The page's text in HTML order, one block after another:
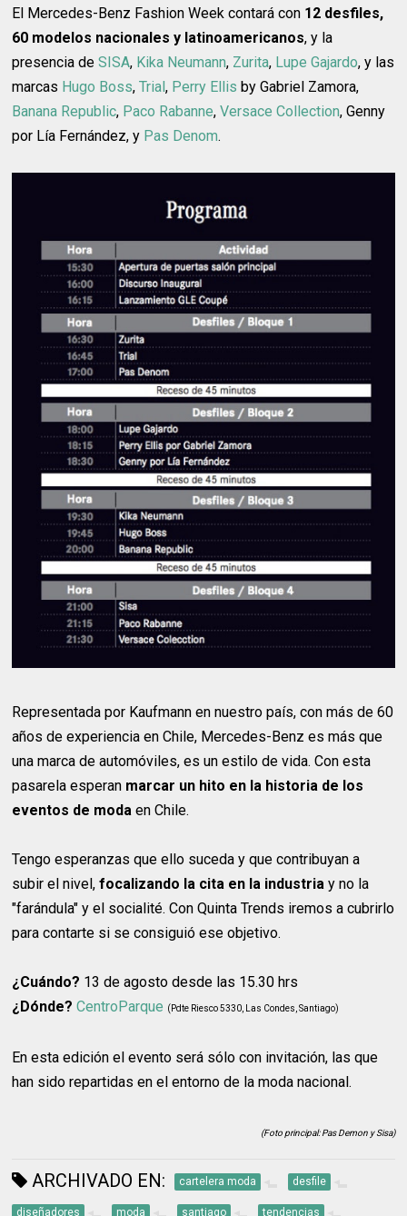
El Mercedes-Benz Fashion Week contará con 12 desfiles,
60 modelos nacionales y latinoamericanos, y la
presencia deSISA, Kika Neumann, Zurita, Lupe Gajardo, y las
marcas Hugo Boss,Trial, Perry Ellis by Gabriel Zamora,
Banana Republic, Paco Rabanne,Versace Collection, Genny
por Lía Fernández, y Pas Denom.
Representada por Kaufmann en nuestro país, con más de 60
años de experiencia en Chile, Mercedes-Benz es más que
una marca de automóviles, es un estilo de vida. Con esta
pasarela esperan marcar un hito en la historia de los
eventos de modaen Chile.
Tengo esperanzas que ello suceda y que contribuyan a
subir el nivel,focalizando la cita en la industriay no la
"farándula" y el socialité. Con Quinta Trends iremos a cubrirlo
para contarte si se consiguió ese objetivo.
¿Cuándo? 13 de agosto desde las 15.30 hrs
¿Dónde? CentroParque (Pdte Riesco 5330, Las Condes, Santiago)
En esta edición el evento será sólo con invitación, las que
han sido repartidas en el entorno de la moda nacional.
(Foto principal: Pas Demon y Sisa)
ARCHIVADO EN: cartelera moda desfile
diseñadores moda santiago tendencias